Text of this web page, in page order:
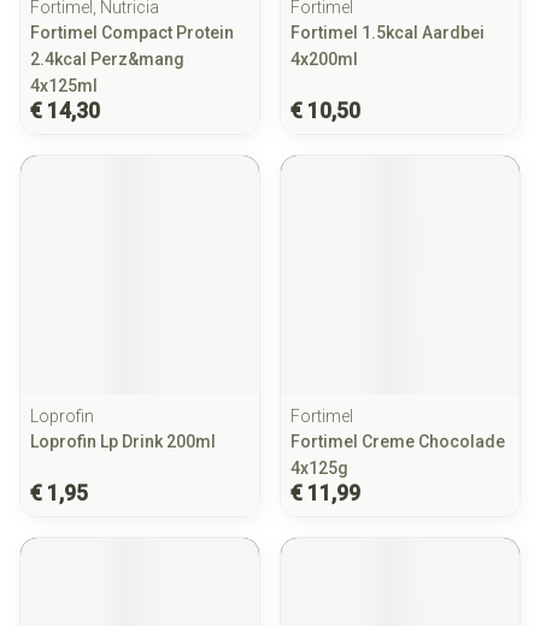
Fortimel, Nutricia
Fortimel Compact Protein
2.4kcal Perz&mang
4x125ml
€ 14,30
Fortimel
Fortimel 1.5kcal Aardbei
4x200ml
€ 10,50
Loprofin
Loprofin Lp Drink 200ml
€ 1,95
Fortimel
Fortimel Creme Chocolade
4x125g
€ 11,99